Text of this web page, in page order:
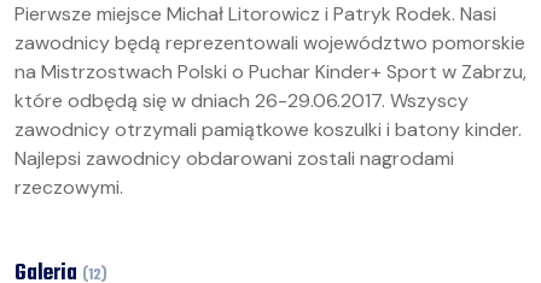
Pierwsze miejsce Michał Litorowicz i Patryk Rodek. Nasi
zawodnicy będą reprezentowali województwo pomorskie
na Mistrzostwach Polski o Puchar Kinder+ Sport w Zabrzu,
które odbędą się w dniach 26-29.06.2017. Wszyscy
zawodnicy otrzymali pamiątkowe koszulki i batony kinder.
Najlepsi zawodnicy obdarowani zostali nagrodami
rzeczowymi.
Galeria (12)